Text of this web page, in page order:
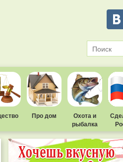
Про дом
Охота и
рыбалка